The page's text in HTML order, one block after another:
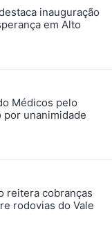
inauguração
em Alto
Médicos pelo
por unanimidade
reitera cobranças
rodovias do Vale